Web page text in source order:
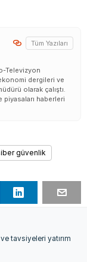
Tüm Yazıları
Televizyon
dergileri ve
olarak çalıştı.
piyasaları haberleri
güvenlik
tavsiyeleri yatırım